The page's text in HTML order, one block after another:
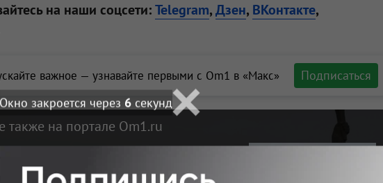
на наши соцсети:Telegram,Дзен, ВКонтакте,
важное — узнавайте первыми с Om1 в «Макс» Подписаться
также на портале Om1.ru
самые
районы Новосибирска
Окно закроется через 4 секунд